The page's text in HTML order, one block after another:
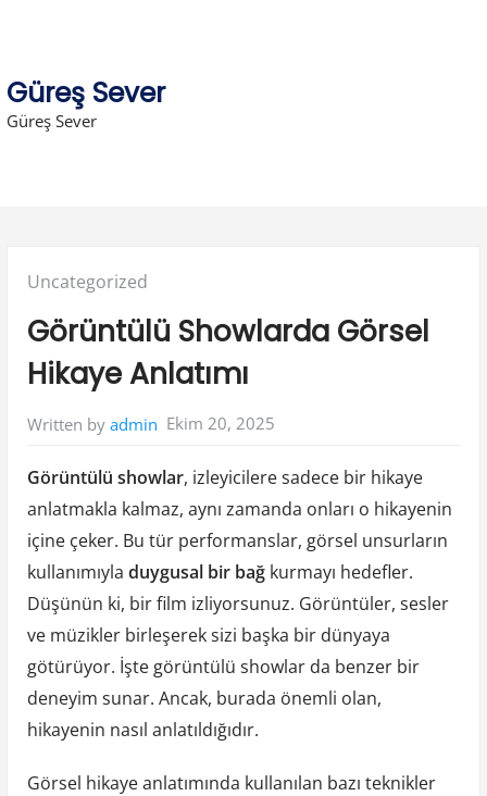
content
Güreş Sever
Güreş Sever
Posted
Uncategorized
Görüntülü Showlarda Görsel
Hikaye Anlatımı
Written by admin Ekim 20, 2025
Görüntülü showlar, izleyicilere sadece bir hikaye
anlatmakla kalmaz, aynı zamanda onları o hikayenin
içine çeker. Bu tür performanslar, görsel unsurların
kullanımıyla duygusal bir bağkurmayı hedefler.
Düşünün ki, bir film izliyorsunuz. Görüntüler, sesler
ve müzikler birleşerek sizi başka bir dünyaya
götürüyor. İşte görüntülü showlar da benzer bir
deneyim sunar. Ancak, burada önemli olan,
hikayenin nasıl anlatıldığıdır.
Görsel hikaye anlatımında kullanılan bazı teknikler